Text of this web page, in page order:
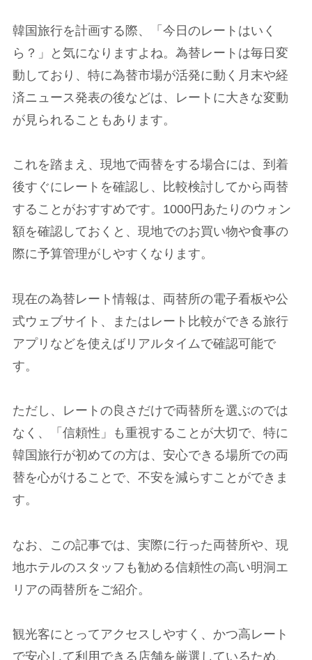
韓国旅行を計画する際、「今日のレートはいく
ら？」と気になりますよね。為替レートは毎日変
動しており、特に為替市場が活発に動く月末や経
済ニュース発表の後などは、レートに大きな変動
が見られることもあります。
これを踏まえ、現地で両替をする場合には、到着
後すぐにレートを確認し、比較検討してから両替
することがおすすめです。1000円あたりのウォン
額を確認しておくと、現地でのお買い物や食事の
際に予算管理がしやすくなります。
現在の為替レート情報は、両替所の電子看板や公
式ウェブサイト、またはレート比較ができる旅行
アプリなどを使えばリアルタイムで確認可能で
す。
ただし、レートの良さだけで両替所を選ぶのでは
なく、「信頼性」も重視することが大切で、特に
韓国旅行が初めての方は、安心できる場所での両
替を心がけることで、不安を減らすことができま
す。
なお、この記事では、実際に行った両替所や、現
地ホテルのスタッフも勧める信頼性の高い明洞エ
リアの両替所をご紹介。
観光客にとってアクセスしやすく、かつ高レート
で安心して利用できる店舗を厳選しているため、